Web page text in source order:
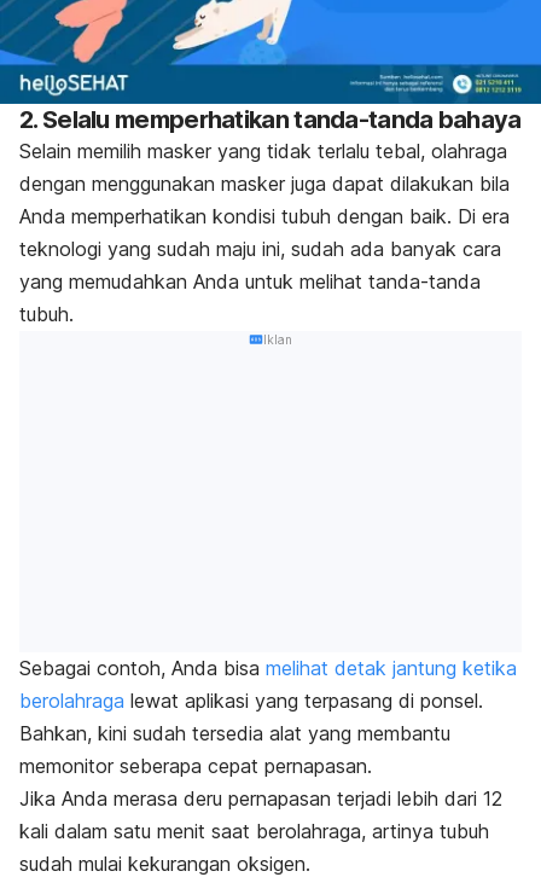
2. Selalu memperhatikan tanda-tanda bahaya
Selain memilih masker yang tidak terlalu tebal, olahraga
dengan menggunakan masker juga dapat dilakukan bila
Anda memperhatikan kondisi tubuh dengan baik. Di era
teknologi yang sudah maju ini, sudah ada banyak cara
yang memudahkan Anda untuk melihat tanda-tanda
tubuh.
Iklan
Sebagai contoh, Anda bisa melihat detak jantung ketika
berolahraga lewat aplikasi yang terpasang di ponsel.
Bahkan, kini sudah tersedia alat yang membantu
memonitor seberapa cepat pernapasan.
Jika Anda merasa deru pernapasan terjadi lebih dari 12
kali dalam satu menit saat berolahraga, artinya tubuh
sudah mulai kekurangan oksigen.